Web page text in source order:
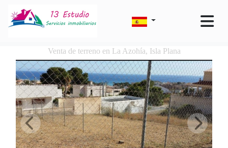
Venta de terreno en La Azohía, Isla Plana